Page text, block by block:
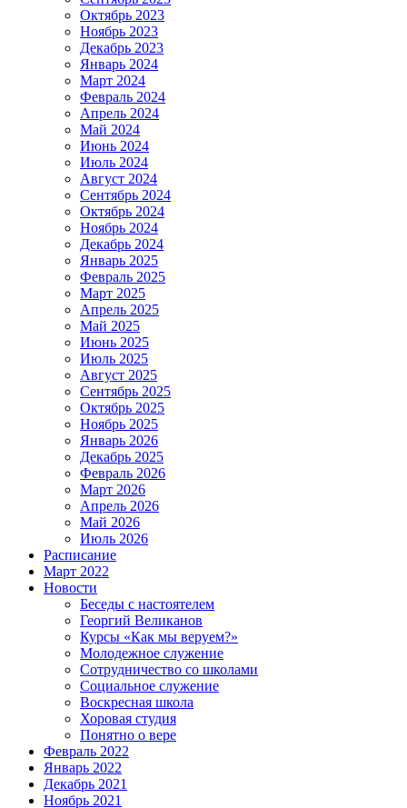
Октябрь 2023
Ноябрь 2023
Декабрь 2023
Январь 2024
Март 2024
Февраль 2024
Апрель 2024
Май 2024
Июнь 2024
Июль 2024
Август 2024
Сентябрь 2024
Октябрь 2024
Ноябрь 2024
Декабрь 2024
Январь 2025
Февраль 2025
Март 2025
Апрель 2025
Май 2025
Июнь 2025
Июль 2025
Август 2025
Сентябрь 2025
Октябрь 2025
Ноябрь 2025
Январь 2026
Декабрь 2025
Февраль 2026
Март 2026
Апрель 2026
Май 2026
Июль 2026
Расписание
Март 2022
Новости
Беседы с настоятелем
Георгий Великанов
Курсы «Как мы веруем?»
Молодежное служение
Сотрудничество со школами
Социальное служение
Воскресная школа
Хоровая студия
Понятно о вере
Февраль 2022
Январь 2022
Декабрь 2021
Ноябрь 2021